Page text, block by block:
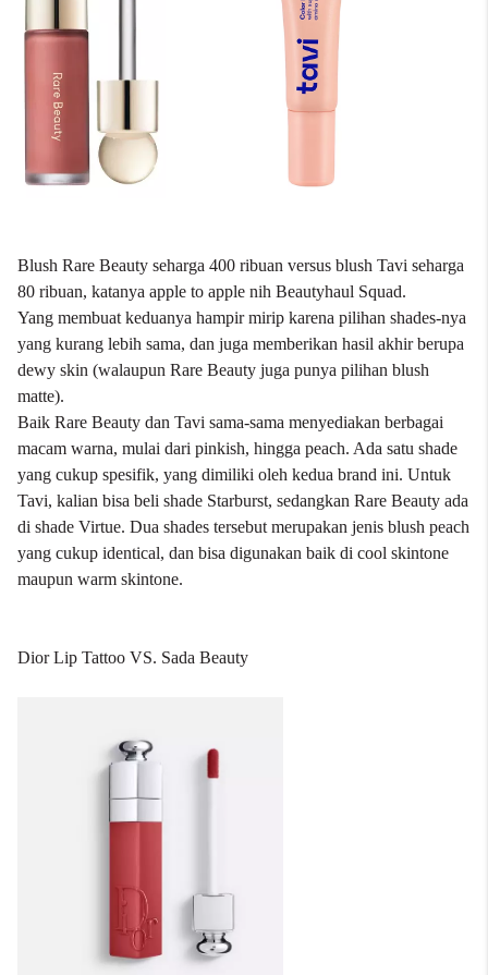
Blush Rare Beauty seharga 400 ribuan versus blush Tavi seharga
80 ribuan, katanya apple to apple nih Beautyhaul Squad.
Yang membuat keduanya hampir mirip karena pilihan shades-nya
yang kurang lebih sama, dan juga memberikan hasil akhir berupa
dewy skin (walaupun Rare Beauty juga punya pilihan blush
matte).
Baik Rare Beauty dan Tavi sama-sama menyediakan berbagai
macam warna, mulai dari pinkish, hingga peach. Ada satu shade
yang cukup spesifik, yang dimiliki oleh kedua brand ini. Untuk
Tavi, kalian bisa beli shade Starburst, sedangkan Rare Beauty ada
di shade Virtue. Dua shades tersebut merupakan jenis blush peach
yang cukup identical, dan bisa digunakan baik di cool skintone
maupun warm skintone.
Dior Lip Tattoo VS. Sada Beauty